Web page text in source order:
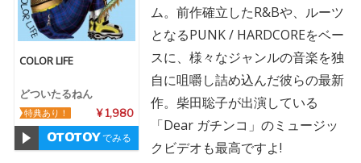
COLOR LIFE
どついたるねん
¥ 1,980
特典あり！
でみる
ム。前作確立したR&Bや、ルーツ
となるPUNK / HARDCOREをベー
スに、様々なジャンルの音楽を独
自に咀嚼し詰め込んだ彼らの最新
作。柴田聡子が出演している
「Dear ガチンコ」のミュージッ
クビデオも最高ですよ!